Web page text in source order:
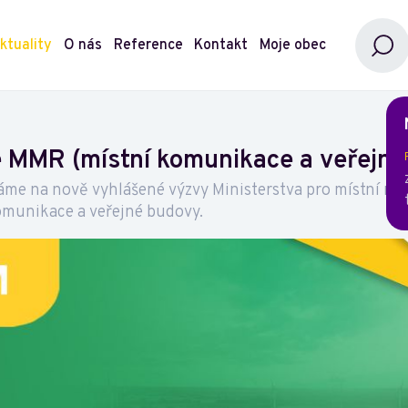
O nás Reference Kontakt Moje obec
(místní komunikace a
na nově vyhlášené výzvy Ministerstva pro místní
a veřejné budovy.